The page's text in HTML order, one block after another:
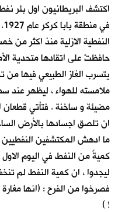
اكتشف البريطانيون اول بئر
النفطية الازلية منذ اكثر من
حافظتْ على اتقادها متحدية
يتسرب الغاز الطبيعي فيها
ملامسته للهواء ، ليظهر عند
مضيئة و ساخنة . فتأتي قطعان
ان تلصق اجسادها بالأرض
ما ادهش المكتشفين
كميةً من النفط في اليوم الاول
ليجدوا ، ان كمية النفط لم
فصرخوا من الفرح : (انها
! )